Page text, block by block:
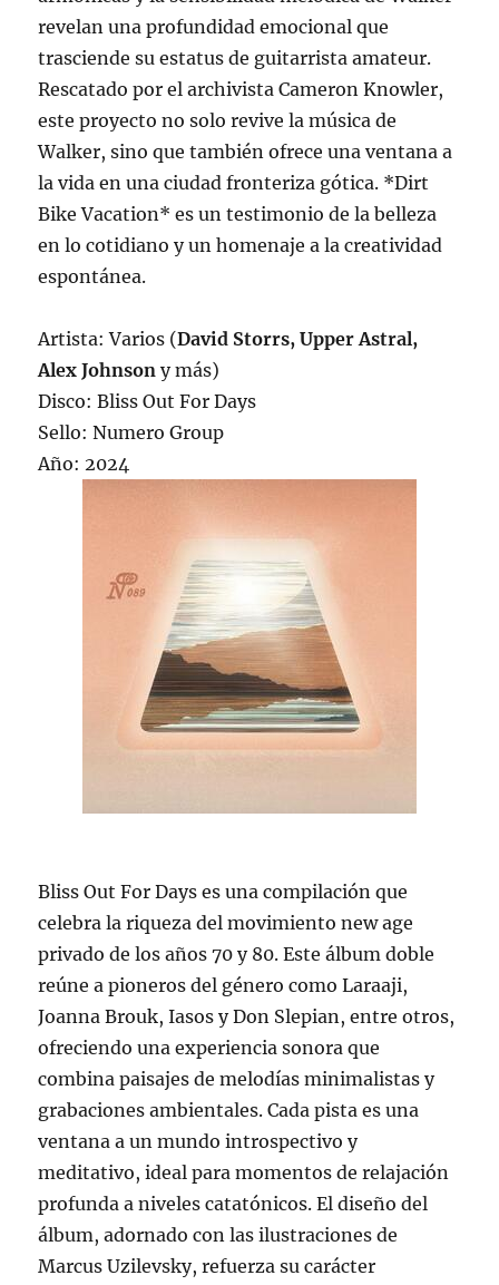
revelan una profundidad emocional que
trasciende su estatus de guitarrista amateur.
Rescatado por el archivista Cameron Knowler,
este proyecto no solo revive la música de
Walker, sino que también ofrece una ventana a
la vida en una ciudad fronteriza gótica. *Dirt
Bike Vacation* es un testimonio de la belleza
en lo cotidiano y un homenaje a la creatividad
espontánea.
Artista: Varios (David Storrs, Upper Astral,
Alex Johnsony más)
Disco: Bliss Out For Days
Sello: Numero Group
Año: 2024
Bliss Out For Days es una compilación que
celebra la riqueza del movimiento new age
privado de los años 70 y 80. Este álbum doble
reúne a pioneros del género como Laraaji,
Joanna Brouk, Iasos y Don Slepian, entre otros,
ofreciendo una experiencia sonora que
combina paisajes de melodías minimalistas y
grabaciones ambientales. Cada pista es una
ventana a un mundo introspectivo y
meditativo, ideal para momentos de relajación
profunda a niveles catatónicos. El diseño del
álbum, adornado con las ilustraciones de
Marcus Uzilevsky, refuerza su carácter